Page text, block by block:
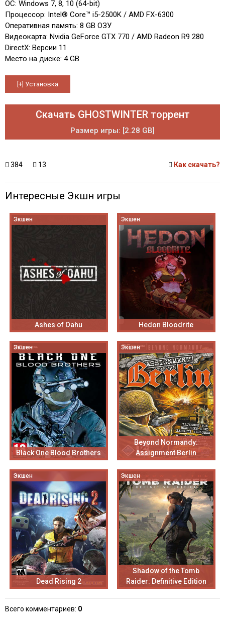
ОС: Windows 7, 8, 10 (64-bit)
Процессор: Intel® Core™ i5-2500K / AMD FX-6300
Оперативная память: 8 GB ОЗУ
Видеокарта: Nvidia GeForce GTX 770 / AMD Radeon R9 280
DirectX: Версии 11
Место на диске: 4 GB
Скачать GHOSTWINTER торрент
Размер игры: [2.28 GB]
384 13 Как скачать?
Интересные Экшн игры
Экшен
Ashes of Oahu
Экшен
Hedon Bloodrite
Экшен
Black One Blood Brothers
Экшен
Beyond Normandy:
Assignment Berlin
Экшен
Dead Rising 2
Экшен
Shadow of the Tomb
Raider: Definitive Edition
Всего комментариев: 0